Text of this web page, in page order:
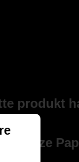
produkt
Size